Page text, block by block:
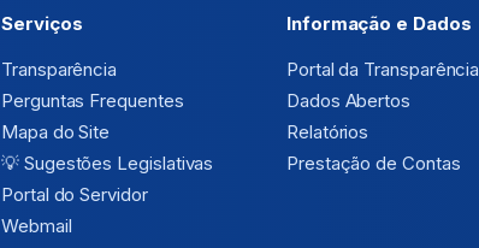
Serviços
Transparência
Perguntas Frequentes
Mapa do Site
💡 Sugestões Legislativas
Portal do Servidor
Webmail
Informação e Dados
Portal da Transparência
Dados Abertos
Relatórios
Prestação de Contas